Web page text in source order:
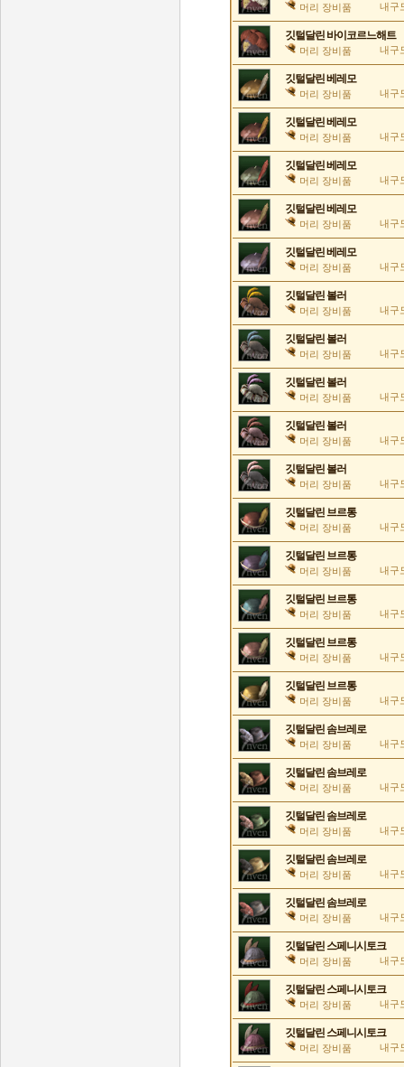
머리 장비품 내구
깃털달린 바이코르느해트
머리 장비품 내구
깃털달린 베레모
머리 장비품 내구
깃털달린 베레모
머리 장비품 내구
깃털달린 베레모
머리 장비품 내구
깃털달린 베레모
머리 장비품 내구
깃털달린 베레모
머리 장비품 내구
깃털달린 볼러
머리 장비품 내구
깃털달린 볼러
머리 장비품 내구
깃털달린 볼러
머리 장비품 내구
깃털달린 볼러
머리 장비품 내구
깃털달린 볼러
머리 장비품 내구
깃털달린 브르통
머리 장비품 내구
깃털달린 브르통
머리 장비품 내구
깃털달린 브르통
머리 장비품 내구
깃털달린 브르통
머리 장비품 내구
깃털달린 브르통
머리 장비품 내구
깃털달린 솜브레로
머리 장비품 내구
깃털달린 솜브레로
머리 장비품 내구
깃털달린 솜브레로
머리 장비품 내구
깃털달린 솜브레로
머리 장비품 내구
깃털달린 솜브레로
머리 장비품 내구
깃털달린 스페니시토크
머리 장비품 내구
깃털달린 스페니시토크
머리 장비품 내구
깃털달린 스페니시토크
머리 장비품 내구